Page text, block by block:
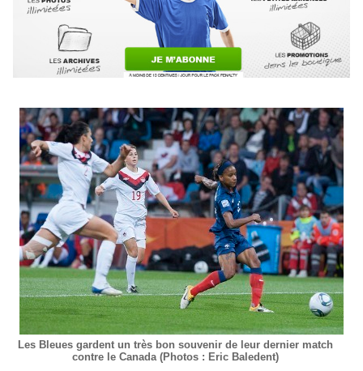
Les Bleues gardent un très bon souvenir de leur dernier match
contre le Canada (Photos : Eric Baledent)